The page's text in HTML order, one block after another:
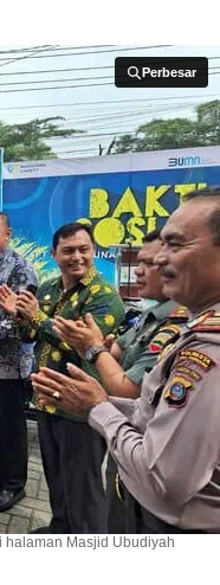
Perbesar
Perbesar
halaman Masjid Ubudiyah